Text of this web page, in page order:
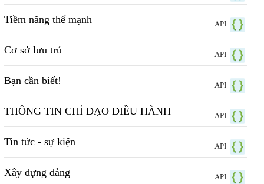
Tiềm năng thế mạnh API
Cơ sở lưu trú API
Bạn cần biết! API
THÔNG TIN CHỈ ĐẠO ĐIỀU HÀNH API
Tin tức - sự kiện API
Xây dựng đảng API